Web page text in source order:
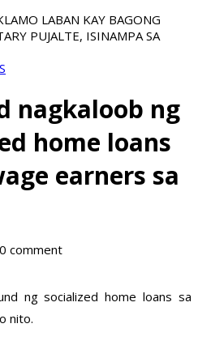
LABAN KAY BAGONG
PUJALTE, ISINAMPA SA
nagkaloob ng
home loans
earners sa
0 comment
ng socialized home loans sa
nito.